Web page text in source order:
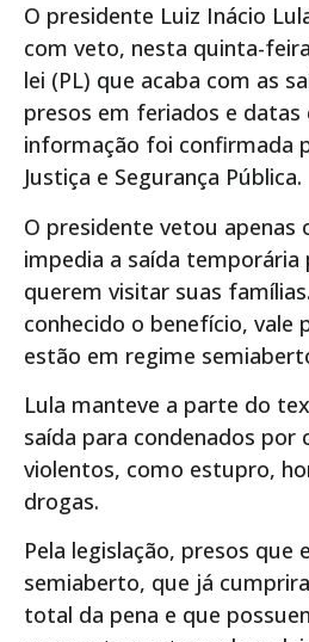
O presidente Luiz Inácio
com veto, nesta quinta-
lei (PL) que acaba com as
presos em feriados e
informação foi confirmada
Justiça e Segurança Pública.
O presidente vetou apenas
impedia a saída temporária
querem visitar suas
conhecido o benefício, vale
estão em regime
Lula manteve a parte do
saída para condenados por
violentos, como estupro,
drogas.
Pela legislação, presos que
semiaberto, que já
total da pena e que